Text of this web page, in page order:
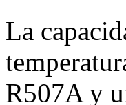
La
R507A y